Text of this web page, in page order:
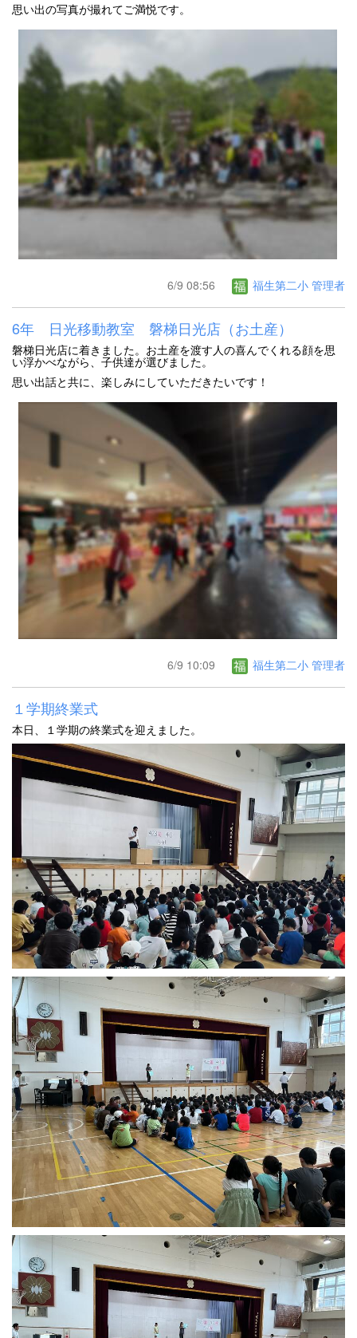
思い出の写真が撮れてご満悦です。
6/9 08:56 福生第二小 管理者
6年 日光移動教室 磐梯日光店（お土産）
磐梯日光店に着きました。お土産を渡す人の喜んでくれる顔を思
い浮かべながら、子供達が選びました。
思い出話と共に、楽しみにしていただきたいです！
6/9 10:09 福生第二小 管理者
１学期終業式
本日、１学期の終業式を迎えました。